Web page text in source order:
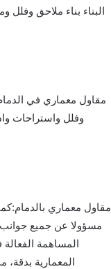
البناء بناء ملاحق وفلل
مقاول معماري في
وفلل واستراحات
مقاول معماري
مسؤولا عن جميع جوانب
المساهمة
المعمارية